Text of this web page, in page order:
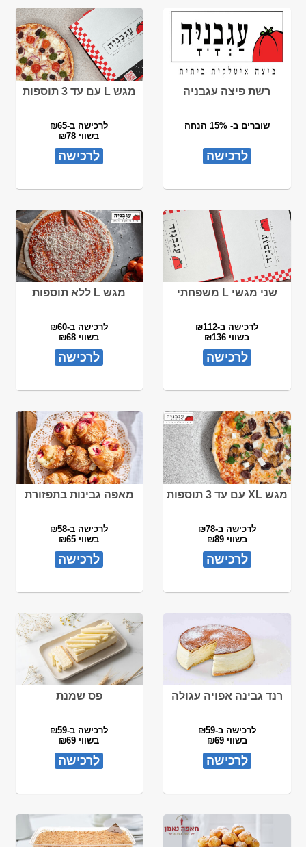
רשת פיצה עגבניה
שוברים ב- 15% הנחה
לרכישה
מגש L עם עד 3 תוספות
לרכישה ב-₪65
בשווי ₪78
לרכישה
שני מגשי L משפחתי
לרכישה ב-₪112
בשווי ₪136
לרכישה
מגש L ללא תוספות
לרכישה ב-₪60
בשווי ₪68
לרכישה
מגש XL עם עד 3 תוספות
לרכישה ב-₪78
בשווי ₪89
לרכישה
מאפה גבינות בתפזורת
לרכישה ב-₪58
בשווי ₪65
לרכישה
רנד גבינה אפויה עגולה
לרכישה ב-₪59
בשווי ₪69
לרכישה
פס שמנת
לרכישה ב-₪59
בשווי ₪69
לרכישה